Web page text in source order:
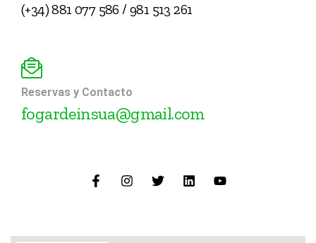
(+34) 881 077 586 / 981 513 261
Reservas y Contacto
fogardeinsua@gmail.com